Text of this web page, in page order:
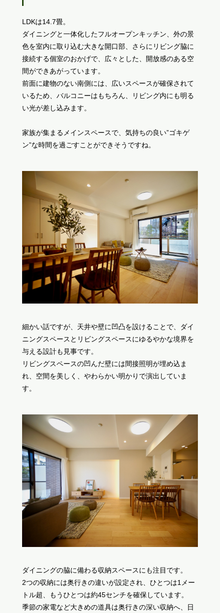
LDKは14.7畳。
ダイニングと一体化したフルオープンキッチン、外の景
色を室内に取り込む大きな開口部、さらにリビング脇に
接続する個室のおかげで、広々とした、開放感のある空
間ができあがっています。
前面に建物のない南側には、広いスペースが確保されて
いるため、バルコニーはもちろん、リビング内にも明る
い光が差し込みます。
家族が集まるメインスペースで、気持ちの良い”ゴキゲ
ン”な時間を過ごすことができそうですね。
細かい話ですが、天井や壁に凹凸を設けることで、ダイ
ニングスペースとリビングスペースにゆるやかな境界を
与える設計も見事です。
リビングスペースの凹んだ壁には間接照明が埋め込ま
れ、空間を美しく、やわらかい明かりで演出していま
す。
ダイニングの脇に備わる収納スペースにも注目です。
2つの収納には奥行きの違いが設定され、ひとつは1メー
トル超、もうひとつは約45センチを確保しています。
季節の家電など大きめの道具は奥行きの深い収納へ、日